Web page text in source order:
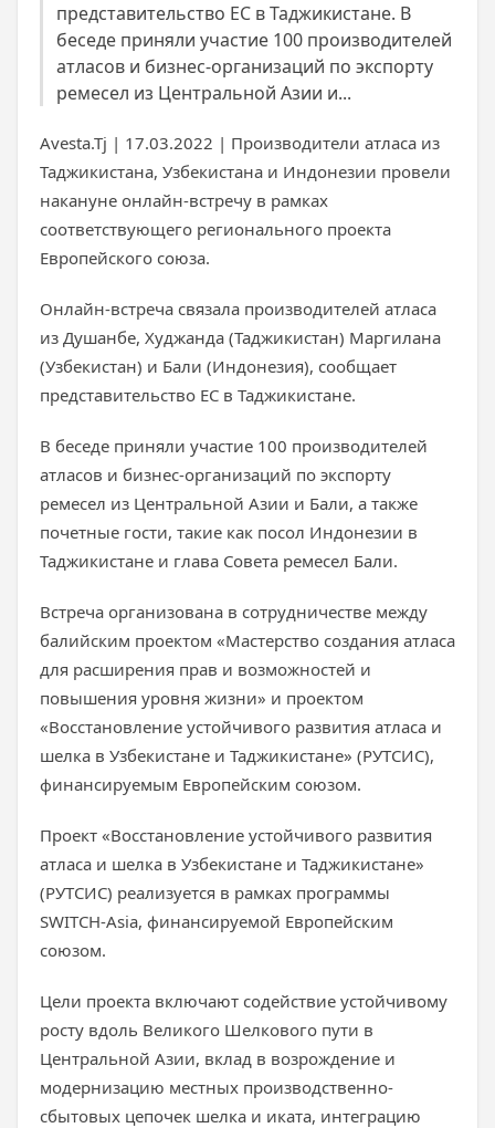
представительство ЕС в Таджикистане. В
беседе приняли участие 100 производителей
атласов и бизнес-организаций по экспорту
ремесел из Центральной Азии и...
Avesta.Tj | 17.03.2022 | Производители атласа из
Таджикистана, Узбекистана и Индонезии провели
накануне онлайн-встречу в рамках
соответствующего регионального проекта
Европейского союза.
Онлайн-встреча связала производителей атласа
из Душанбе, Худжанда (Таджикистан) Маргилана
(Узбекистан) и Бали (Индонезия), сообщает
представительство ЕС в Таджикистане.
В беседе приняли участие 100 производителей
атласов и бизнес-организаций по экспорту
ремесел из Центральной Азии и Бали, а также
почетные гости, такие как посол Индонезии в
Таджикистане и глава Совета ремесел Бали.
Встреча организована в сотрудничестве между
балийским проектом «Мастерство создания атласа
для расширения прав и возможностей и
повышения уровня жизни» и проектом
«Восстановление устойчивого развития атласа и
шелка в Узбекистане и Таджикистане» (РУТСИС),
финансируемым Европейским союзом.
Проект «Восстановление устойчивого развития
атласа и шелка в Узбекистане и Таджикистане»
(РУТСИС) реализуется в рамках программы
SWITCH-Asia, финансируемой Европейским
союзом.
Цели проекта включают содействие устойчивому
росту вдоль Великого Шелкового пути в
Центральной Азии, вклад в возрождение и
модернизацию местных производственно-
сбытовых цепочек шелка и иката, интеграцию